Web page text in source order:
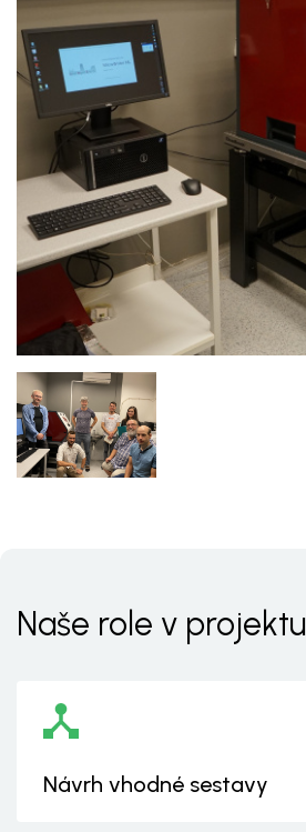
Naše role v projektu
Návrh vhodné sestavy